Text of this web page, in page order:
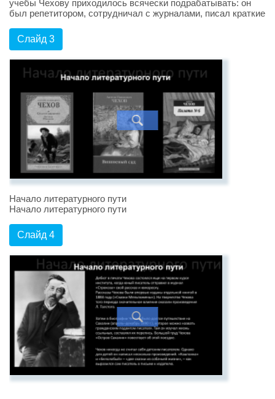
учебы Чехову приходилось всячески подрабатывать: он
был репетитором, сотрудничал с журналами, писал краткие
Слайд 3
Начало литературного пути
Начало литературного пути
Слайд 4